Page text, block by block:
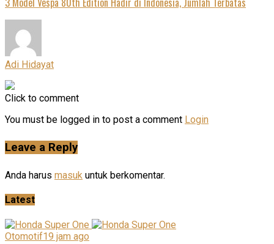
Adi Hidayat
Click to comment
You must be logged in to post a comment Login
Leave a Reply
Anda harus masuk untuk berkomentar.
Latest
Otomotif19 jam ago